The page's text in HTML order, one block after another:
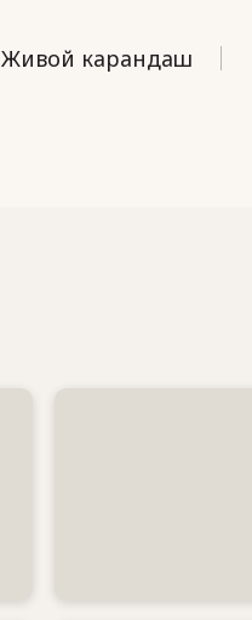
Живой карандаш